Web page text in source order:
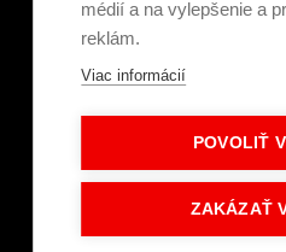
Články a
GDPR a
Obchodné
Intranet -
médií a na vylepšenie a
reklám.
Viac informácií
POVOLIŤ
ZAKÁZAŤ